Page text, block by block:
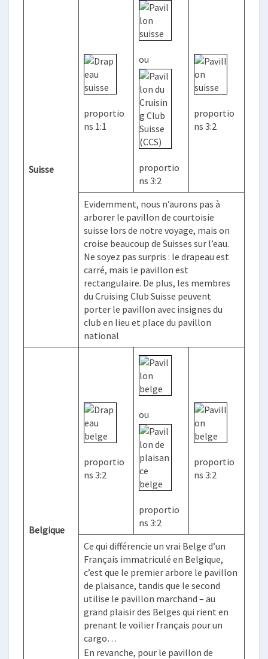
Suisse
proportio
ns 1:1
ou
proportio
ns 3:2
proportio
ns 3:2
Evidemment, nous n’aurons pas à
arborer le pavillon de courtoisie
suisse lors de notre voyage, mais on
croise beaucoup de Suisses sur l’eau.
Ne soyez pas surpris : le drapeau est
carré, mais le pavillon est
rectangulaire. De plus, les membres
du Cruising Club Suisse peuvent
porter le pavillon avec insignes du
club en lieu et place du pavillon
national
Belgique
proportio
ns 3:2
ou
proportio
ns 3:2
proportio
ns 3:2
Ce qui différencie un vrai Belge d’un
Français immatriculé en Belgique,
c’est que le premier arbore le pavillon
de plaisance, tandis que le second
utilise le pavillon marchand – au
grand plaisir des Belges qui rient en
prenant le voilier français pour un
cargo…
En revanche, pour le pavillon de